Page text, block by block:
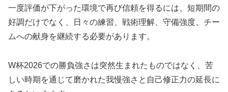
一度評価が下がった環境で再び信頼を得るには、短期間の
好調だけでなく、日々の練習、戦術理解、守備強度、チー
ムへの献身を継続する必要があります。
W杯2026での勝負強さは突然生まれたものではなく、苦
しい時期を通じて磨かれた我慢強さと自己修正力の延長に